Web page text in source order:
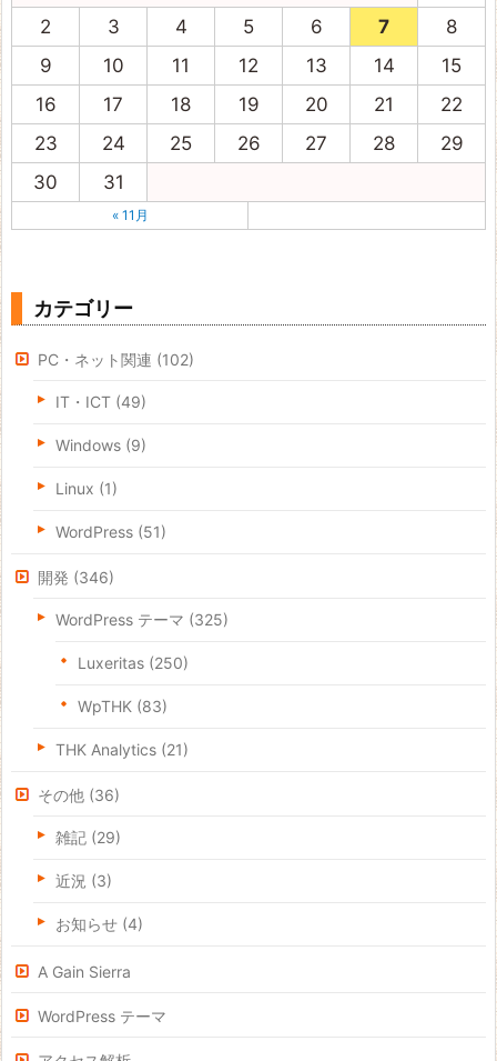
2
3 4 5 6 7
8
9
10 11 12 13 14
15
16
17 18 19 20 21
22
23
24 25 26 27 28
29
30
31
« 11月
カテゴリー
PC・ネット関連 (102)
IT・ICT (49)
Windows (9)
Linux (1)
WordPress (51)
開発 (346)
WordPress テーマ (325)
Luxeritas (250)
WpTHK (83)
THK Analytics (21)
その他 (36)
雑記 (29)
近況 (3)
お知らせ (4)
A Gain Sierra
WordPress テーマ